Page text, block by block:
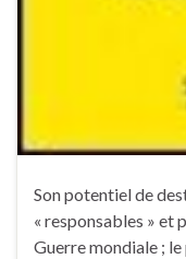
Son potentiel de
« responsables » et
Guerre mondiale ;